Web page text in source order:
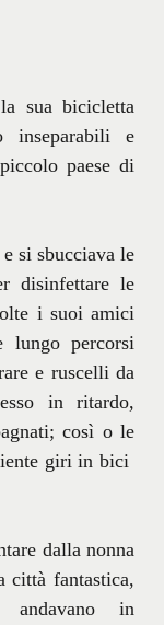
sua bicicletta
inseparabili e
paese di
si sbucciava le
disinfettare le
i suoi amici
lungo percorsi
e ruscelli da
in ritardo,
così o le
giri in bici
dalla nonna
città fantastica,
in